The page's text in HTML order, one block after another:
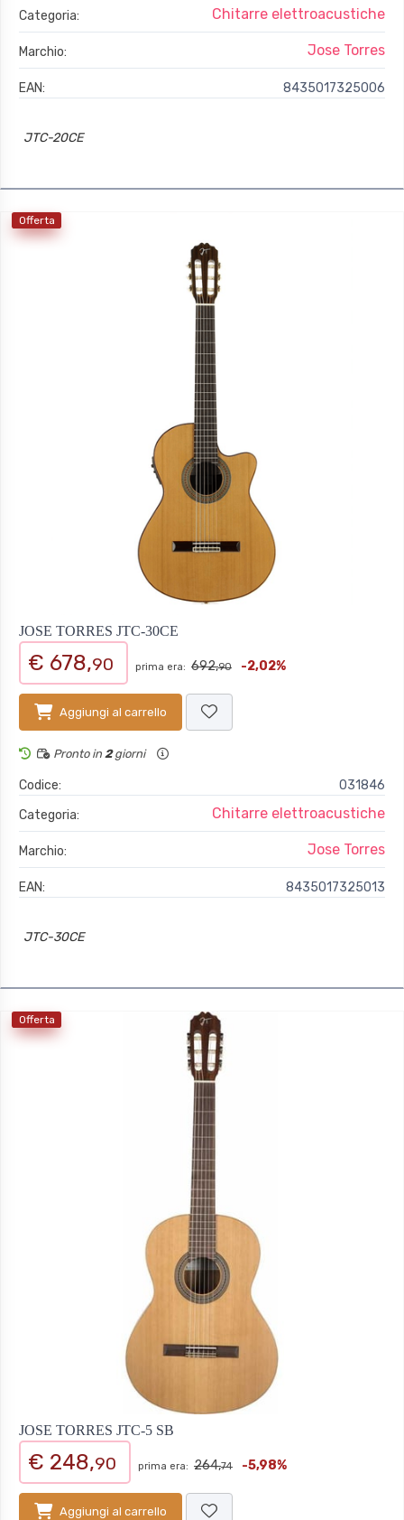
Categoria: Chitarre elettroacustiche
Marchio: Jose Torres
EAN: 8435017325006
JTC-20CE
Offerta
JOSE TORRES JTC-30CE
€ 678,90 prima era: 692,90 -2,02%
Aggiungi al carrello
Pronto in 2giorni
Codice:
031846
Categoria:
Chitarre elettroacustiche
Marchio: Jose Torres
EAN: 8435017325013
JTC-30CE
Offerta
JOSE TORRES JTC-5 SB
€ 248,90 prima era: 264,74 -5,98%
Aggiungi al carrello